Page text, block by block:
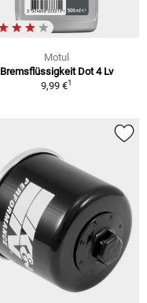
Motul
Bremsflüssigkeit Dot 4 Lv
9,99 €1